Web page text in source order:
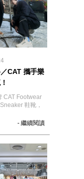
CAT 攜手樂
CAT Footwear
鞋靴，
- 繼續閱讀